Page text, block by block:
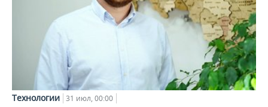
Технологии 31 июл, 00:00